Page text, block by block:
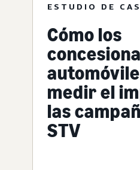
ESTUDIO DE
Cómo los
medir el
las
STV